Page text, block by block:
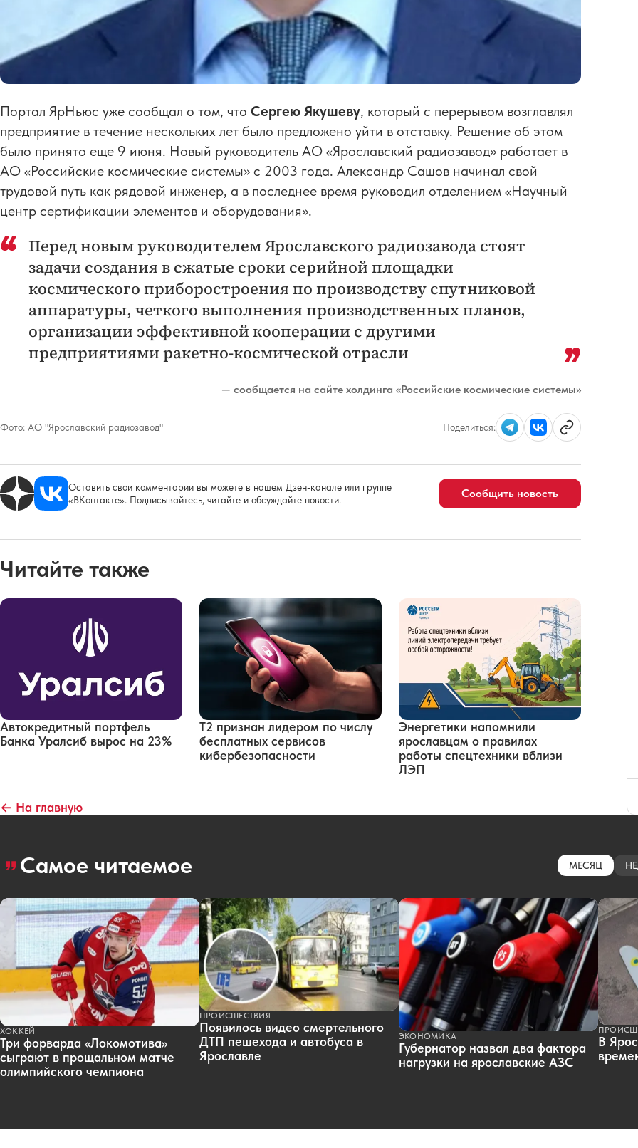
Портал ЯрНьюс уже сообщал о том, что Сергею Якушеву, который с перерывом возглавлял
предприятие в течение нескольких лет было предложено уйти в отставку. Решение об этом
было принято еще 9 июня. Новый руководитель АО «Ярославский радиозавод» работает в
АО «Российские космические системы» с 2003 года. Александр Сашов начинал свой
трудовой путь как рядовой инженер, а в последнее время руководил отделением «Научный
центр сертификации элементов и оборудования».
Перед новым руководителем Ярославского радиозавода стоят
задачи создания в сжатые сроки серийной площадки
космического приборостроения по производству спутниковой
аппаратуры, четкого выполнения производственных планов,
организации эффективной кооперации с другими
предприятиями ракетно-космической отрасли
— сообщается на сайте холдинга «Российские космические системы»
Фото: АО "Ярославский радиозавод" Поделиться:
Оставить свои комментарии вы можете в нашем Дзен-канале или группе
«ВКонтакте». Подписывайтесь, читайте и обсуждайте новости.
Сообщить новость
Читайте также
Автокредитный портфель
Банка Уралсиб вырос на 23%
Т2 признан лидером по числу
бесплатных сервисов
кибербезопасности
Энергетики напомнили
ярославцам о правилах
работы спецтехники вблизи
ЛЭП
← На главную
Самое читаемое МЕСЯЦ
ХОККЕЙ
Три форварда «Локомотива»
сыграют в прощальном матче
олимпийского чемпиона
ПРОИСШЕСТВИЯ
Появилось видео смертельного
ДТП пешехода и автобуса в
Ярославле
ЭКОНОМИКА
Губернатор назвал два фактора
нагрузки на ярославские АЗС
В